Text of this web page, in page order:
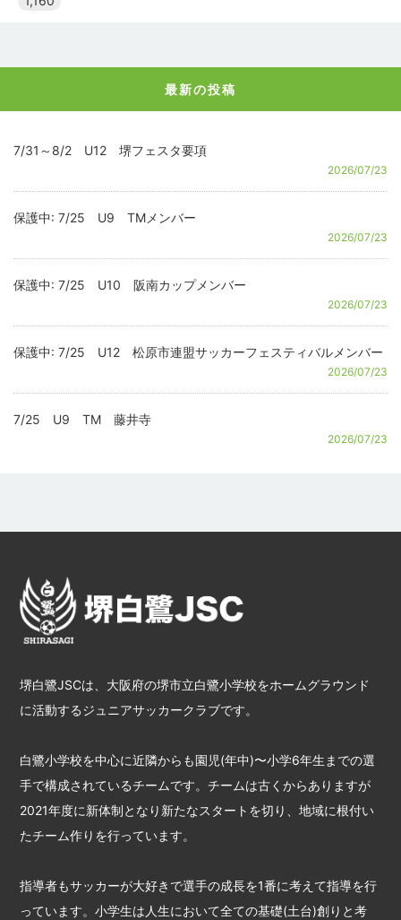
最新の投稿
7/31～8/2 U12 堺フェスタ要項
2026/07/23
保護中: 7/25 U9 TMメンバー
2026/07/23
保護中: 7/25 U10 阪南カップメンバー
2026/07/23
保護中: 7/25 U12 松原市連盟サッカーフェスティバルメンバー
2026/07/23
7/25 U9 TM 藤井寺
2026/07/23
堺白鷺JSCは、大阪府の堺市立白鷺小学校をホームグラウンド
に活動するジュニアサッカークラブです。
白鷺小学校を中心に近隣からも園児(年中)〜小学6年生までの選
手で構成されているチームです。チームは古くからありますが
2021年度に新体制となり新たなスタートを切り、地域に根付い
たチーム作りを行っています。
指導者もサッカーが大好きで選手の成長を1番に考えて指導を行
っています。小学生は人生において全ての基礎(土台)創りと考